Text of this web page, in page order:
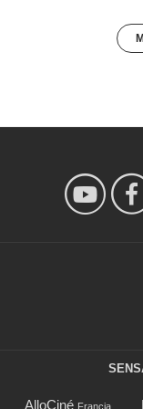
AlloCiné Francia